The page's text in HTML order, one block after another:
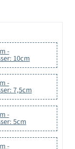
-
10cm
-
7,5cm
-
5cm
-